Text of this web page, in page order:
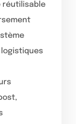
réutilisable
logistiques